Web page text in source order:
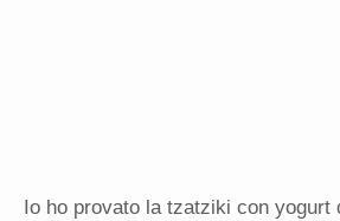
Io ho provato la tzatziki con yogurt